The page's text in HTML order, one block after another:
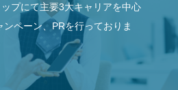
プにて主要3大キャリアを中心
ンペーン、PRを行っておりま